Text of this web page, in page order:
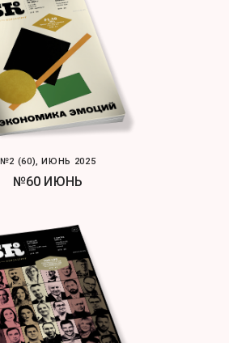
№2 (60), ИЮНЬ 2025
№60 ИЮНЬ